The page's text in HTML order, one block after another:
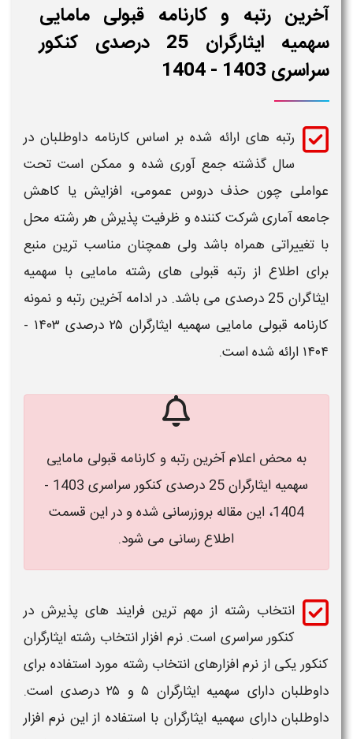
رتبه و کارنامه قبولی مامایی
سهمیه ایثارگران 25 درصدی کنکور
1403 - 1404
رتبه های ارائه شده بر اساسکارنامهداوطلبان در
سال گذشته جمع آوری شده و ممکن است تحت
چون حذف دروس عمومی، افزایش یا کاهش
آماری شرکت کننده و ظرفیت پذیرش هر رشته محل
همراه باشد ولی همچنان مناسب ترین منبع
اطلاع ازرتبه قبولی های رشته مامایی با سهمیه
25 درصدی
می باشد. در ادامهآخرین رتبه و نمونه
کارنامه قبولی مامایی سهمیه ایثارگران ۲۵ درصدی ۱۴۰۳ -
ارائه شده است.
به محض اعلامآخرین رتبه و کارنامه قبولی مامایی
سهمیه ایثارگران 25 درصدی کنکور سراسری
1403 -
، این مقاله بروزرسانی شده و در این قسمت
اطلاع رسانی می شود.
انتخاب رشته از مهم ترین فرایند های پذیرش در
کنکور سراسری است. نرم افزار انتخاب رشتهایثارگران
یکی از نرم افزارهای انتخاب رشته مورد استفاده برای
دارای سهمیه ایثارگران ۵ و ۲۵ درصدی
است.
دارایسهمیه ایثارگرانبا استفاده از این نرم افزار